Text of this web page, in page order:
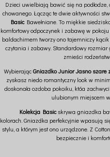
Dzieci uwielbiają bawić się na
chowanego. Łącząc te dwie aktywności
BasicBawełniane. To miękkie
komfortowy odpoczynek i zabawę w pokoju
baldachimem tworzy ono tajemniczy
czytania i zabawy. Standardowy rozmiar
zmieści
WybierającGniazdko Junior Jasno szare
zyskasz niedo romantyczny look w
doskonała ozdoba pokoiku, któa
ulubionym miejscem
Kolekcja Basicskrywa gniazdka
kolorach. Gniazdka perfekcyjnie wpasują
stylu, a którym jest ono urządzone. Z
bezpiecznie i